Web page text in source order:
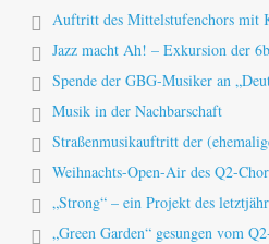
Auftritt des Mittelstufenchors mit
Jazz macht Ah! – Exkursion der
Spende der GBG-Musiker an
Musik in der Nachbarschaft
Straßenmusikauftritt der
Weihnachts-Open-Air des Q2-
„Strong“ – ein Projekt des
„Green Garden“ gesungen vom